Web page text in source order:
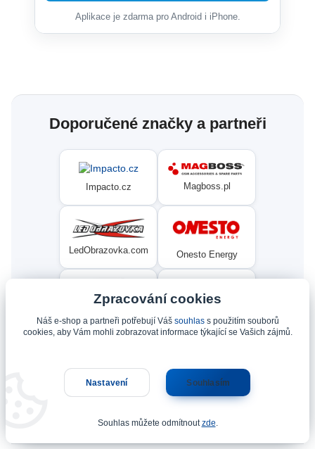
Aplikace je zdarma pro Android i iPhone.
Doporučené značky a partneři
Impacto.cz Magboss.pl
LedObrazovka.com Onesto Energy
ServisKol.com
Condat Ninex.cz
Zpracování cookies
Náš e-shop a partneři potřebují Váš souhlass použitím souborů
cookies, aby Vám mohli zobrazovat informace týkající se Vašich zájmů.
Nastavení Souhlasím
Souhlas můžete odmítnoutzde